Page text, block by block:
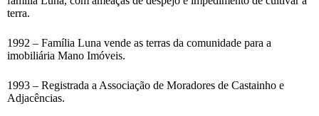
terra.
1992 – Família Luna vende as terras da comunidade para a
imobiliária Mano Imóveis.
1993 – Registrada a Associação de Moradores de Castainho e
Adjacências.